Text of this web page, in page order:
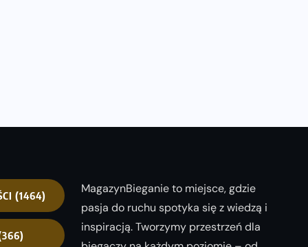
(1464)
MagazynBieganie to miejsce, gdzie
pasja do ruchu spotyka się z wiedzą i
inspiracją. Tworzymy przestrzeń dla